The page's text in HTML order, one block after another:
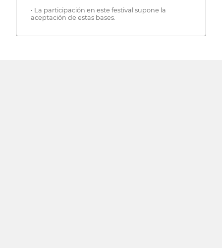
• La participación en este festival supone la
aceptación de estas bases.